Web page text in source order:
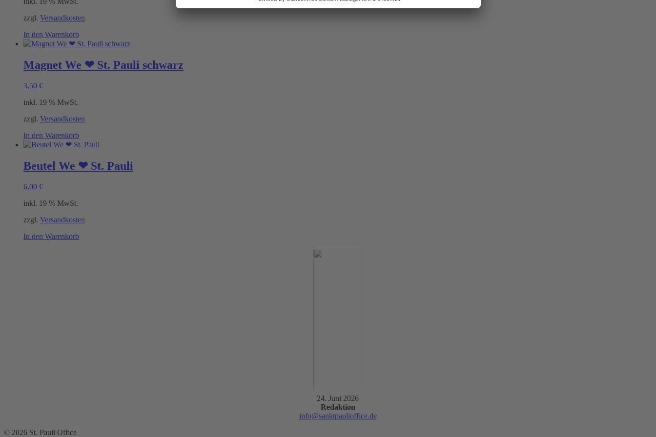
der
werden
zzgl. Versandkosten
In den Warenkorb
Magnet We ❤ St. Pauli schwarz
3,50 €
inkl. 19 % MwSt.
zzgl. Versandkosten
In den Warenkorb
Beutel We ❤ St. Pauli
6,00 €
inkl. 19 % MwSt.
zzgl. Versandkosten
In den Warenkorb
24. Juni 2026
Redaktion
info@sanktpaulioffice.de
© 2026 St. Pauli Office